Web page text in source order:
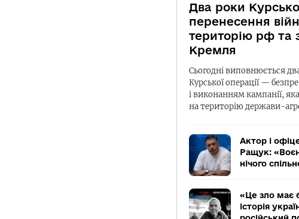
Два роки
перенесення
територію рф та
Кремля
Сьогодні виповнюється
Курської операції —
і виконанням кампанії,
на територію держави-
Актор і
Ращук:
нічого
«Це зло має
історія